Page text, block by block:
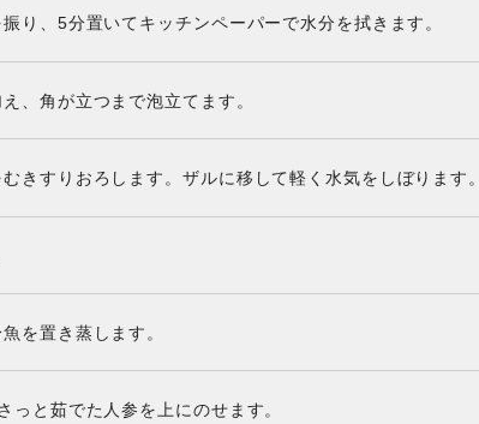
り、5分置いてキッチンペーパーで水分を拭きます。
、角が立つまで泡立てます。
きすりおろします。ザルに移して軽く水気をしぼります。
を置き蒸します。
っと茹でた人参を上にのせます。